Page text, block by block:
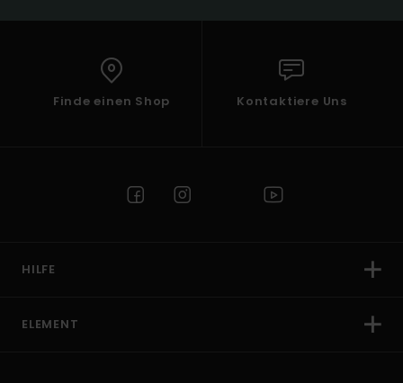
Finde einen Shop Kontaktiere Uns
HILFE
ELEMENT